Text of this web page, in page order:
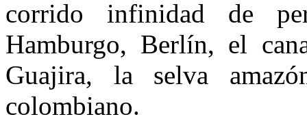
corrido infinidad de
Hamburgo, Berlín, el
Guajira, la selva
colombiano.